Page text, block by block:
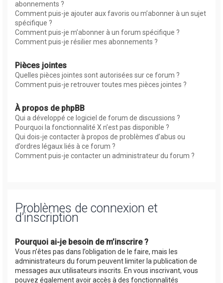
abonnements ?
Comment puis-je ajouter aux favoris ou m’abonner à un sujet
spécifique ?
Comment puis-je m’abonner à un forum spécifique ?
Comment puis-je résilier mes abonnements ?
Pièces jointes
Quelles pièces jointes sont autorisées sur ce forum ?
Comment puis-je retrouver toutes mes pièces jointes ?
À propos de phpBB
Qui a développé ce logiciel de forum de discussions ?
Pourquoi la fonctionnalité X n’est pas disponible ?
Qui dois-je contacter à propos de problèmes d’abus ou
d’ordres légaux liés à ce forum ?
Comment puis-je contacter un administrateur du forum ?
Problèmes de connexion et
d’inscription
Pourquoi ai-je besoin de m’inscrire ?
Vous n’êtes pas dans l’obligation de le faire, mais les
administrateurs du forum peuvent limiter la publication de
messages aux utilisateurs inscrits. En vous inscrivant, vous
pouvez également avoir accès à des fonctionnalités